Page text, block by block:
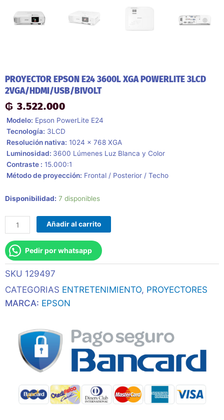
PROYECTOR EPSON E24 3600L XGA POWERLITE 3LCD
2VGA/HDMI/USB/BIVOLT
₲ 3.522.000
 Modelo: Epson PowerLite E24
 Tecnología: 3LCD
 Resolución nativa: 1024 x 768 XGA
 Luminosidad: 3600 Lúmenes Luz Blanca y Color
 Contraste : 15.000:1
 Método de proyección: Frontal / Posterior / Techo
Disponibilidad: 7 disponibles
Proyector
3600l
Xga
Powerlite
3lcd
2vga/Hdmi/Usb/Bivolt
cantidad
Añadir al carrito
Pedir por whatsapp
SKU 129497
CATEGORIAS ENTRETENIMIENTO, PROYECTORES
MARCA: EPSON